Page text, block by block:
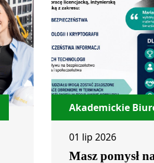
Akademickie
01 lip 2026
Masz pomysł